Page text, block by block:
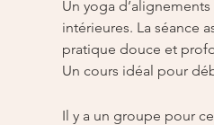
Un yoga
intérieures. La séance
pratique douce et
Un cours idéal pour
Il y a un groupe pour